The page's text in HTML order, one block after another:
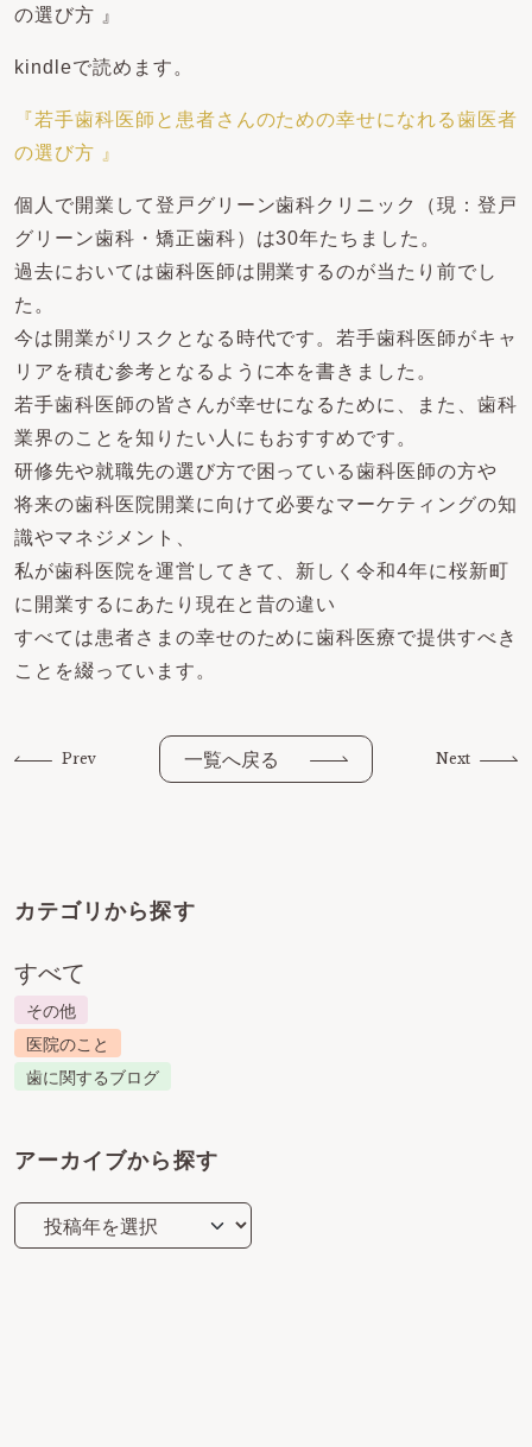
の選び方 』
kindleで読めます。
『若手歯科医師と患者さんのための幸せになれる歯医者
の選び方 』
個人で開業して登戸グリーン歯科クリニック（現：登戸
グリーン歯科・矯正歯科）は30年たちました。
過去においては歯科医師は開業するのが当たり前でし
た。
今は開業がリスクとなる時代です。若手歯科医師がキャ
リアを積む参考となるように本を書きました。
若手歯科医師の皆さんが幸せになるために、また、歯科
業界のことを知りたい人にもおすすめです。
研修先や就職先の選び方で困っている歯科医師の方や
将来の歯科医院開業に向けて必要なマーケティングの知
識やマネジメント、
私が歯科医院を運営してきて、新しく令和4年に桜新町
に開業するにあたり現在と昔の違い
すべては患者さまの幸せのために歯科医療で提供すべき
ことを綴っています。
Prev 一覧へ戻る Next
カテゴリから探す
すべて
その他
医院のこと
歯に関するブログ
アーカイブから探す